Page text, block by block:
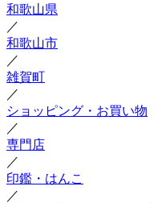
和歌山県
／
和歌山市
／
雑賀町
／
ショッピング・お買い物
／
専門店
／
印鑑・はんこ
／